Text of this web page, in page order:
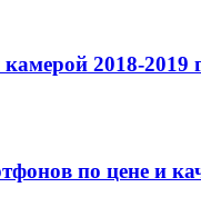
2018-2019
по цене и